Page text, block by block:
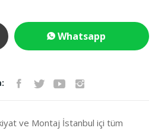
Whatsapp
ve Montaj İstanbul içi tüm